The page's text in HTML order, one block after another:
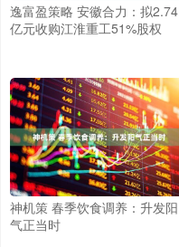
逸富盈策略 安徽合力：拟2.74
亿元收购江淮重工51%股权
神机策 春季饮食调养：升发阳
气正当时